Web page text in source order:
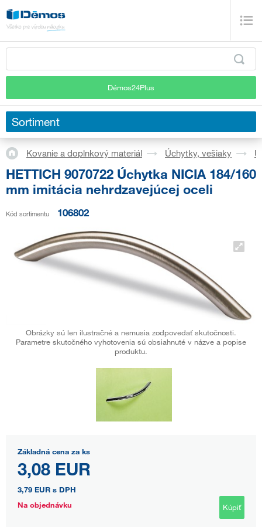
Démos24Plus
Sortiment
Kovanie a doplnkový materiál Úchytky, vešiaky
HETTICH 9070722 Úchytka NICIA 184/160
mm imitácia nehrdzavejúcej oceli
Kód sortimentu 106802
Obrázky sú len ilustračné a nemusia zodpovedať skutočnosti.
Parametre skutočného vyhotovenia sú obsiahnuté v názve a popise
produktu.
Základná cena za ks
3,08 EUR
3,79 EUR s DPH
Na objednávku
Kúpiť